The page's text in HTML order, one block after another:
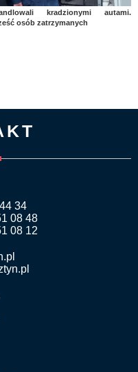
kradzionymi autami.
osób zatrzymanych
34
08 48
08 12